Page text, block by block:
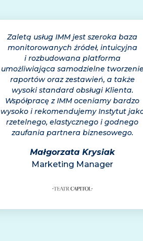
Zaletą usług IMM jest szeroka baza
monitorowanych źródeł, intuicyjna
i rozbudowana platforma
umożliwiająca samodzielne tworzenie
raportów oraz zestawień, a także
wysoki standard obsługi Klienta.
Współpracę z IMM oceniamy bardzo
wysoko i rekomendujemy Instytut
rzetelnego, elastycznego i godnego
zaufania partnera biznesowego.
Małgorzata Krysiak
Marketing Manager